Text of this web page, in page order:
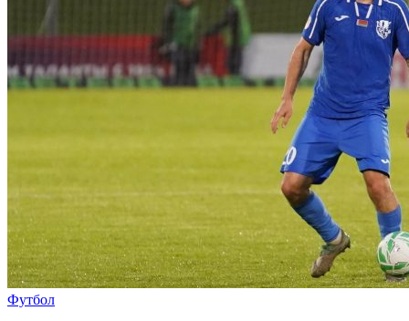
Футбол